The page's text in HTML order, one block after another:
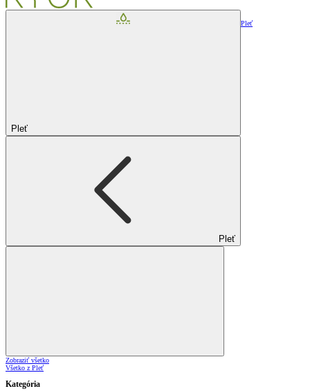
Pleť
Pleť
Pleť
Zobraziť všetko
Všetko z Pleť
Kategória